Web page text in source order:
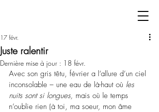
Juste ralentir
17 févr.
Dernière mise à jour : 18 févr.
Avec son gris têtu, février a l’allure d’un ciel
inconsolable – une eau de là-haut où les
nuits sont si longues, mais où le temps
n’oublie rien (à toi, ma soeur, mon âme